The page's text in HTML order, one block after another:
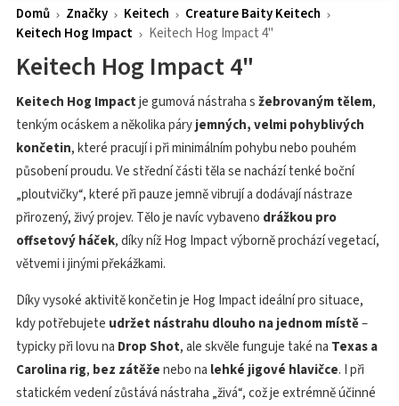
Domů Značky Keitech
Creature Baity Keitech
Keitech Hog Impact
Keitech Hog Impact 4"
Keitech Hog Impact 4"
Keitech Hog Impactje gumová nástraha sžebrovaným tělem,
tenkým ocáskem a několika páryjemných, velmi pohyblivých
končetin, které pracují i při minimálním pohybu nebo pouhém
působení proudu. Ve střední části těla se nachází tenké boční
„ploutvičky“, které při pauze jemně vibrují a dodávají nástraze
přirozený, živý projev. Tělo je navíc vybaveno drážkou pro
offsetový háček, díky níž Hog Impact výborně prochází vegetací,
větvemi i jinými překážkami.
Díky vysoké aktivitě končetin je Hog Impact ideální pro situace,
kdy potřebujete udržet nástrahu dlouho na jednom místě–
typicky při lovu na Drop Shot, ale skvěle funguje také na Texas a
Carolina rig, bez zátěženebo na lehké jigové hlavičce. I při
statickém vedení zůstává nástraha „živá“, což je extrémně účinné